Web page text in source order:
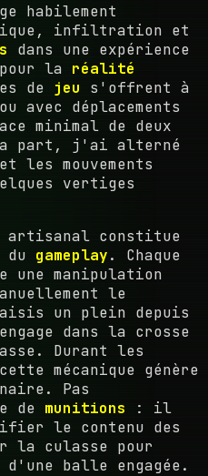
habilement
infiltration et
dans une expérience
la réalité
de jeu s'offrent à
avec déplacements
minimal de deux
part, j'ai alterné
les mouvements
vertiges
artisanal constitue
gameplay. Chaque
une manipulation
le
un plein depuis
dans la crosse
Durant les
mécanique génère
Pas
de munitions : il
le contenu des
la culasse pour
balle engagée.